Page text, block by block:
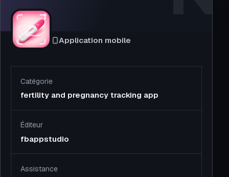
Application mobile
Catégorie
fertility and pregnancy tracking app
Éditeur
fbappstudio
Assistance